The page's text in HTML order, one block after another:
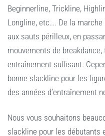
Beginnerline, Trickline,
Longline, etc…. De la
aux sauts périlleux, en
mouvements de
entraînement suffisant.
bonne slackline pour les
des années d’entraînement
Nous vous souhaitons
slackline pour les débutants